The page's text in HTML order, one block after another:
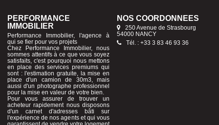
PERFORMANCE
IMMOBILIER
Performance Immobilier, l'agence à
qui se fier pour vos projets
Chez Performance Immobilier, nous
sommes attentifs à ce que vous soyez
satisfaits, c'est pourquoi nous mettons
en place des services premiums qui
sont : l'estimation gratuite, la mise en
place d'un camion de 30m3, mais
aussi d'un photographe professionnel
pour la mise en valeur de votre bien.
Pour vous assurer de trouver un
acheteur rapidement nous disposons
d'un carnet d'adresses bâti sur
l'expérience de nos agents et qui vous
NOS COORDONNÉES
250 Avenue de Strasbourg
54000 NANCY
Tél. : +33 3 83 46 93 36